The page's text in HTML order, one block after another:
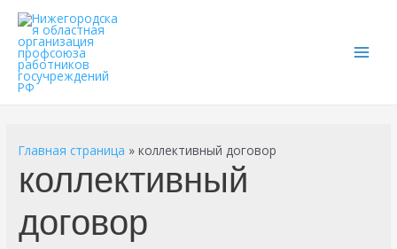
Главная страница »коллективный договор
коллективный
договор